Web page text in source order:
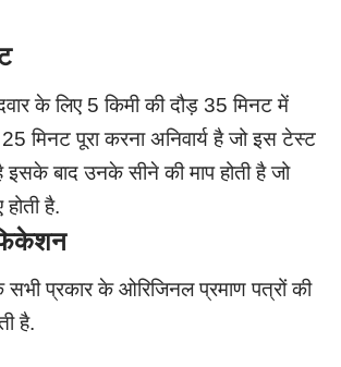
के लिए 5 किमी की दौड़ 35 मिनट में
मिनट पूरा करना अनिवार्य है जो इस टेस्ट
बाद उनके सीने की माप होती है जो
है.
प्रकार के ओरिजिनल प्रमाण पत्रों की
है.